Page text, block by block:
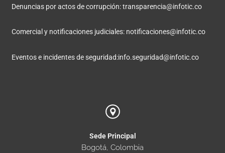
Denuncias por actos de corrupción:transparencia@infotic.co
Comercial y notificaciones judiciales: notificaciones@infotic.co
Eventos e incidentes de seguridad:info.seguridad@infotic.co
Sede Principal
Bogotá, Colombia